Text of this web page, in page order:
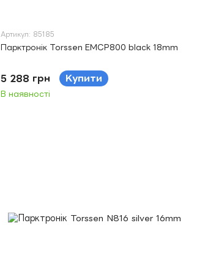
Артикул: 85185
Парктронік Torssen EMCP800 black 18mm
5 288 грн Купити
В наявності